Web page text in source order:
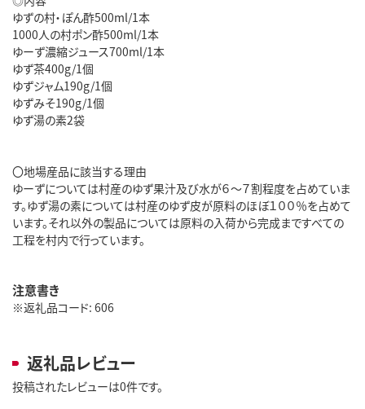
ゆずの村・ぽん酢500ml/1本
1000人の村ポン酢500ml/1本
ゆーず濃縮ジュース700ml/1本
ゆず茶400g/1個
ゆずジャム190g/1個
ゆずみそ190g/1個
ゆず湯の素2袋
〇地場産品に該当する理由
ゆーずについては村産のゆず果汁及び水が６～７割程度を占めていま
す。ゆず湯の素については村産のゆず皮が原料のほぼ１００％を占めて
います。それ以外の製品については原料の入荷から完成まですべての
工程を村内で行っています。
注意書き
※返礼品コード: 606
返礼品レビュー
投稿されたレビューは0件です。